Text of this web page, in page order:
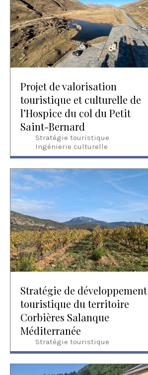
Projet de valorisation
touristique et culturelle de
l’Hospice du col du Petit
Saint-Bernard
Stratégie touristique
Ingénierie culturelle
Stratégie de développement
touristique du territoire
Corbières Salanque
Méditerranée
Stratégie touristique